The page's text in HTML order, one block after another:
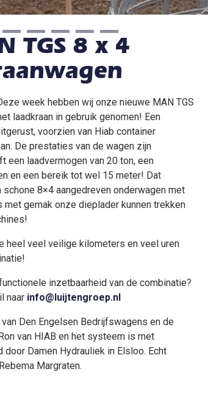
TGS 8 x 4
week hebben wij onze nieuwe MAN TGS
laadkraan in gebruik genomen! Een
voorzien van Hiab container
De prestaties van de wagen zijn
een laadvermogen van 20 ton, een
en een bereik tot wel 15 meter! Dat
8×4 aangedreven onderwagen met
gemak onze dieplader kunnen trekken
heel veel veilige kilometers en veel uren
inzetbaarheid van de combinatie?
naar info@luijtengroep.nl
Den Engelsen Bedrijfswagens en de
van HIAB en het systeem is met
Damen Hydrauliek in Elsloo. Echt
Margraten.